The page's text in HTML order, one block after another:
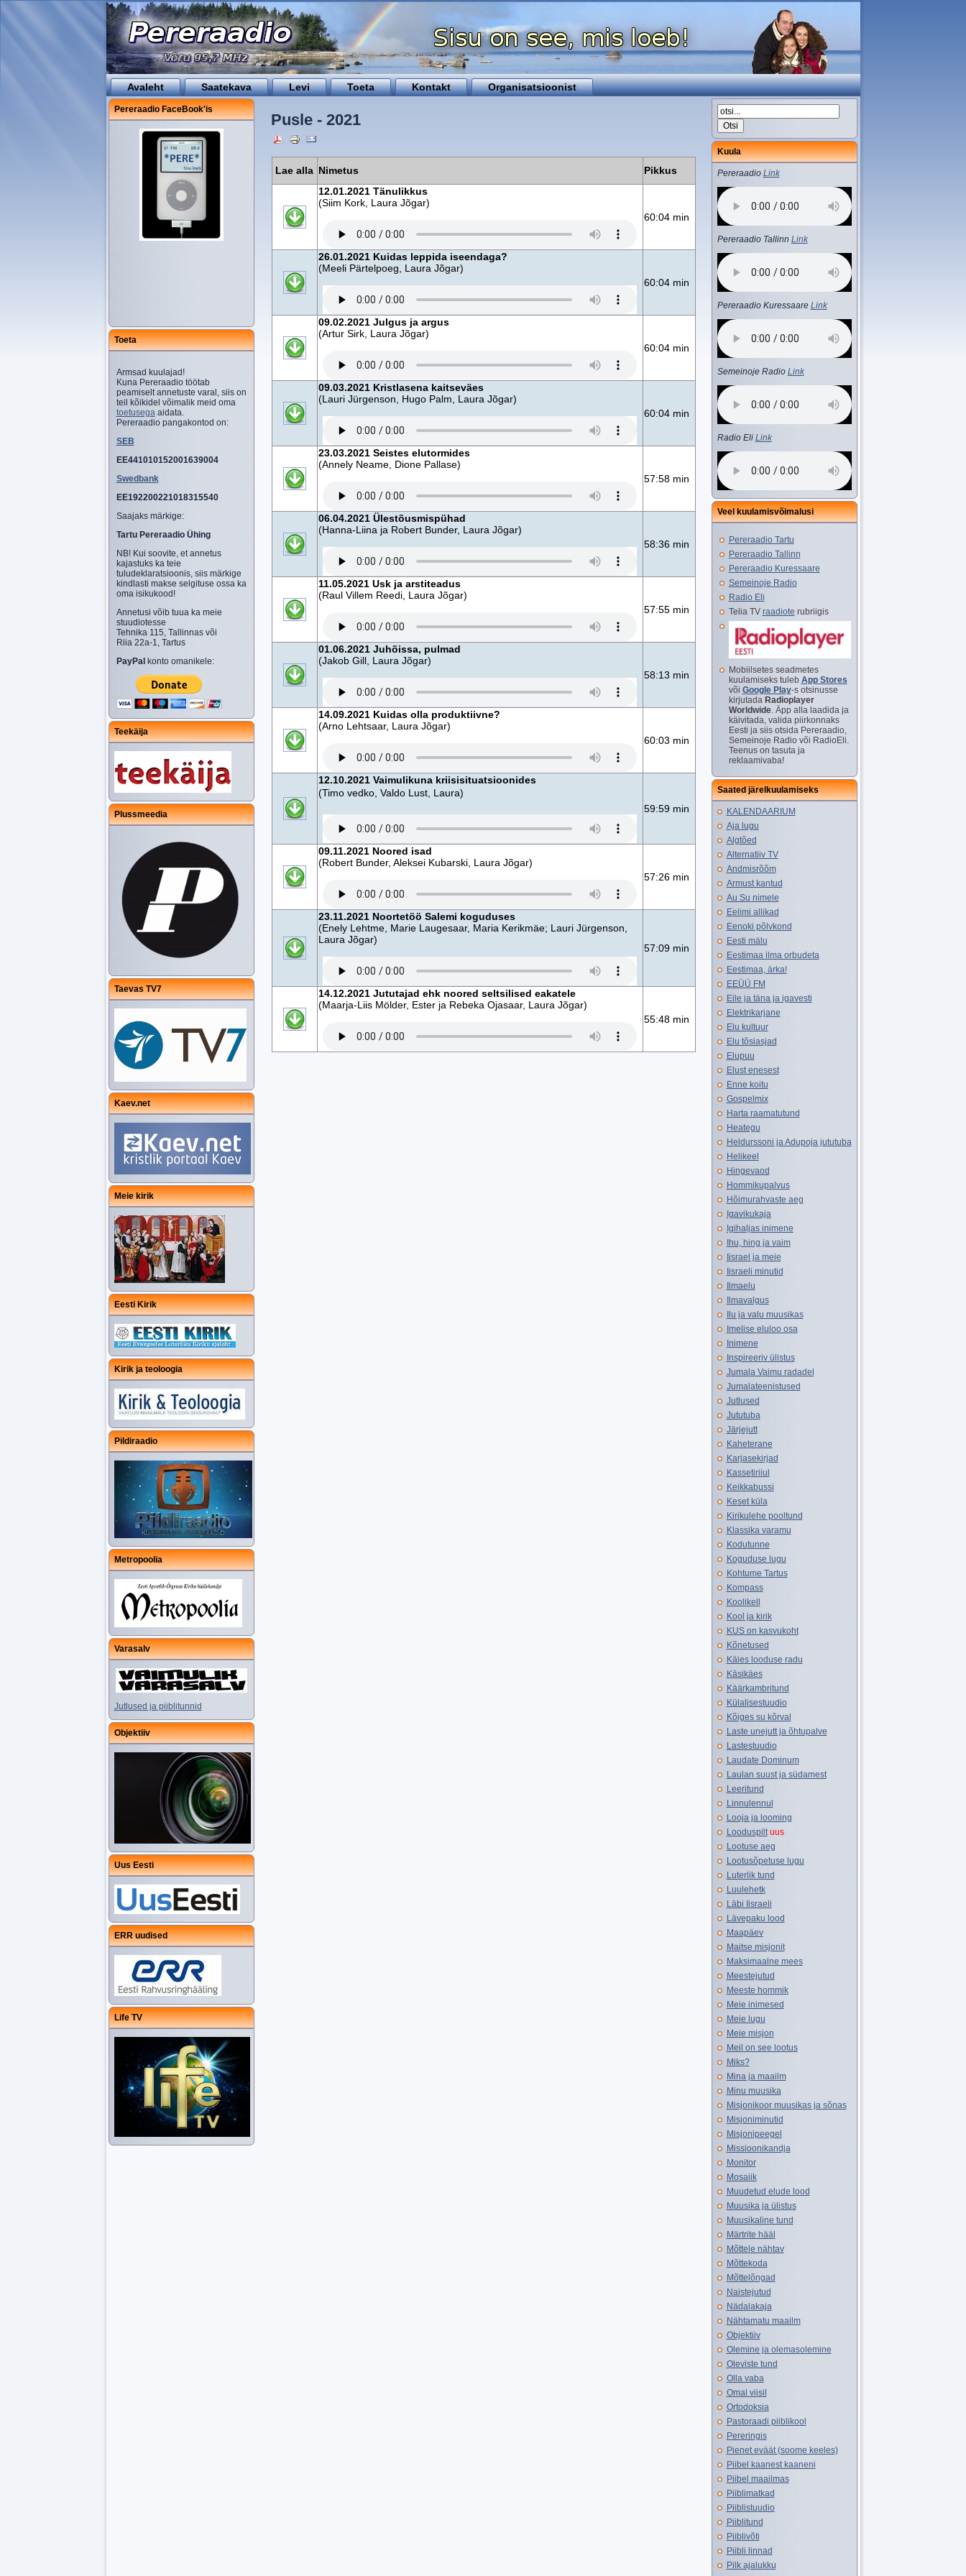
Avaleht Saatekava Levi Toeta Kontakt Organisatsioonist
Pereraadio FaceBook'is
Toeta
Armsad kuulajad!
Kuna Pereraadio töötab
peamiselt annetuste varal, siis on
teil kõikidel võimalik meid oma
toetusegaaidata.
Pereraadio pangakontod on:
SEB
EE441010152001639004
Swedbank
EE192200221018315540
Saajaks märkige:
Tartu Pereraadio Ühing
NB! Kui soovite, et annetus
kajastuks ka teie
tuludeklaratsioonis, siis märkige
kindlasti makse selgituse ossa ka
oma isikukood!
Annetusi võib tuua ka meie
stuudiotesse
Tehnika 115, Tallinnas või
Riia 22a-1, Tartus
PayPal konto omanikele:
Teekäija
Plussmeedia
Taevas TV7
Kaev.net
Meie kirik
Eesti Kirik
Kirik ja teoloogia
Pildiraadio
Metropoolia
Varasalv
Jutlused ja piiblitunnid
Objektiiv
Uus Eesti
ERR uudised
Life TV
Pusle - 2021
Lae alla Nimetus
Pikkus
12.01.2021 Tänulikkus
(Siim Kork, Laura Jõgar)
60:04 min
26.01.2021 Kuidas leppida iseendaga?
(Meeli Pärtelpoeg, Laura Jõgar)
60:04 min
09.02.2021 Julgus ja argus
(Artur Sirk, Laura Jõgar)
60:04 min
09.03.2021 Kristlasena kaitseväes
(Lauri Jürgenson, Hugo Palm, Laura Jõgar)
60:04 min
23.03.2021 Seistes elutormides
(Annely Neame, Dione Pallase)
57:58 min
06.04.2021 Ülestõusmispühad
(Hanna-Liina ja Robert Bunder, Laura Jõgar)
58:36 min
11.05.2021 Usk ja arstiteadus
(Raul Villem Reedi, Laura Jõgar)
57:55 min
01.06.2021 Juhõissa, pulmad
(Jakob Gill, Laura Jõgar)
58:13 min
14.09.2021 Kuidas olla produktiivne?
(Arno Lehtsaar, Laura Jõgar)
60:03 min
12.10.2021 Vaimulikuna kriisisituatsioonides
(Timo vedko, Valdo Lust, Laura)
59:59 min
09.11.2021 Noored isad
(Robert Bunder, Aleksei Kubarski, Laura Jõgar)
57:26 min
23.11.2021 Noortetöö Salemi koguduses
(Enely Lehtme, Marie Laugesaar, Maria Kerikmäe; Lauri Jürgenson,
Laura Jõgar)
57:09 min
14.12.2021 Jututajad ehk noored seltsilised eakatele
(Maarja-Liis Mölder, Ester ja Rebeka Ojasaar, Laura Jõgar)
55:48 min
Kuula
Pereraadio Link
Pereraadio Tallinn Link
Pereraadio Kuressaare Link
Semeinoje Radio Link
Radio Eli Link
Veel kuulamisvõimalusi
Pereraadio Tartu
Pereraadio Tallinn
Pereraadio Kuressaare
Semeinoje Radio
Radio Eli
Telia TV raadiote rubriigis
Mobiilsetes seadmetes
kuulamiseks tuleb App Stores
või Google Play-s otsinusse
kirjutada Radioplayer
Worldwide. Äpp alla laadida ja
käivitada, valida piirkonnaks
Eesti ja siis otsida Pereraadio,
Semeinoje Radio või RadioEli.
Teenus on tasuta ja
reklaamivaba!
Saated järelkuulamiseks
KALENDAARIUM
Aja lugu
Algtõed
Alternatiiv TV
Andmisrõõm
Armust kantud
Au Su nimele
Eelimi allikad
Eenoki põlvkond
Eesti mälu
Eestimaa ilma orbudeta
Eestimaa, ärka!
EEÜÜ FM
Eile ja täna ja igavesti
Elektrikarjane
Elu kultuur
Elu tõsiasjad
Elupuu
Elust enesest
Enne koitu
Gospelmix
Harta raamatutund
Heategu
Heldurssoni ja Adupoja jututuba
Helikeel
Hingevaod
Hommikupalvus
Hõimurahvaste aeg
Igavikukaja
Igihaljas inimene
Ihu, hing ja vaim
Iisrael ja meie
Iisraeli minutid
Ilmaelu
Ilmavalgus
Ilu ja valu muusikas
Imelise eluloo osa
Inimene
Inspireeriv ülistus
Jumala Vaimu radadel
Jumalateenistused
Jutlused
Jututuba
Järjejutt
Kaheterane
Karjasekirjad
Kassetiriiul
Keikkabussi
Keset küla
Kirikulehe pooltund
Klassika varamu
Kodutunne
Koguduse lugu
Kohtume Tartus
Kompass
Koolikell
Kool ja kirik
KUS on kasvukoht
Kõnetused
Käies looduse radu
Käsikäes
Käärkambritund
Külalisestuudio
Kõiges su kõrval
Laste unejutt ja õhtupalve
Lastestuudio
Laudate Dominum
Laulan suust ja südamest
Leeritund
Linnulennul
Looja ja looming
Looduspilt uus
Lootuse aeg
Lootusõpetuse lugu
Luterlik tund
Luulehetk
Läbi Iisraeli
Lävepaku lood
Maapäev
Maitse misjonit
Maksimaalne mees
Meestejutud
Meeste hommik
Meie inimesed
Meie lugu
Meie misjon
Meil on see lootus
Miks?
Mina ja maailm
Minu muusika
Misjonikoor muusikas ja sõnas
Misjoniminutid
Misjonipeegel
Missioonikandja
Monitor
Mosaiik
Muudetud elude lood
Muusika ja ülistus
Muusikaline tund
Märtrite hääl
Mõttele nähtav
Mõttekoda
Mõttelõngad
Naistejutud
Nädalakaja
Nähtamatu maailm
Objektiiv
Olemine ja olemasolemine
Oleviste tund
Olla vaba
Omal viisil
Ortodoksia
Pastoraadi piiblikool
Pereringis
Pienet eväät (soome keeles)
Piibel kaanest kaaneni
Piibel maailmas
Piiblimatkad
Piiblistuudio
Piiblitund
Piiblivõti
Piibli linnad
Pilk ajalukku